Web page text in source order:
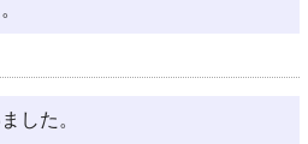
した。